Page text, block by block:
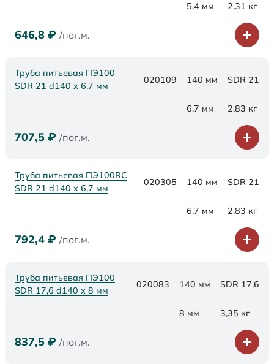
5,4 мм 2,31 кг
646,8 ₽ /пог.м.
Труба питьевая ПЭ100
SDR 21 d140 х 6,7 мм
020109 140 мм SDR 21
6,7 мм 2,83 кг
707,5 ₽ /пог.м.
Труба питьевая ПЭ100RC
SDR 21 d140 х 6,7 мм
020305 140 мм SDR 21
6,7 мм 2,83 кг
792,4 ₽ /пог.м.
Труба питьевая ПЭ100
SDR 17,6 d140 х 8 мм
020083 140 мм SDR 17,6
8 мм 3,35 кг
837,5 ₽ /пог.м.